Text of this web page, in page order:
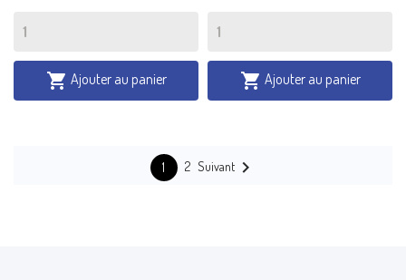
 Ajouter au panier  Ajouter au panier
1 2 Suivant